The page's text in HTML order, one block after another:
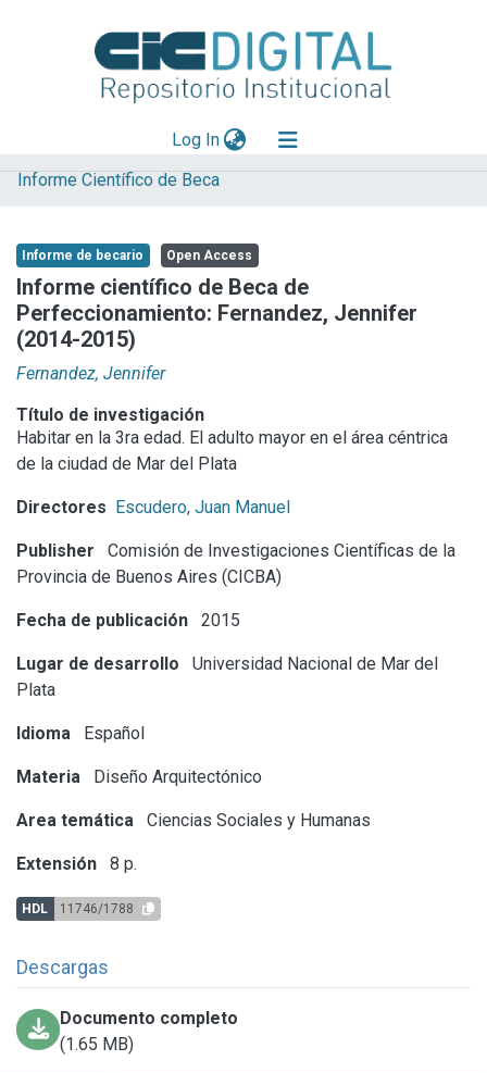
Log In(current)
Explorar
Aportar material
Statistics
Informe Científico de Beca
Informe de becario Open Access
Informe científico de Beca de
Perfeccionamiento: Fernandez, Jennifer
(2014-2015)
Fernandez, Jennifer
Título de investigación
Habitar en la 3ra edad. El adulto mayor en el área céntrica
de la ciudad de Mar del Plata
Directores Escudero, Juan Manuel
Publisher
Comisión de Investigaciones Científicas de la
Provincia de Buenos Aires (CICBA)
Fecha de publicación 2015
Lugar de desarrollo
Universidad Nacional de Mar del
Plata
Idioma Español
Materia Diseño Arquitectónico
Area temática Ciencias Sociales y Humanas
Extensión 8 p.
HDL 11746/1788
Descargas
Documento completo
(1.65 MB)